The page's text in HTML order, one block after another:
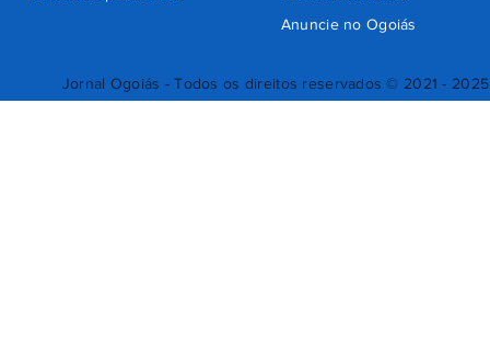
Jornal Ogoiás - Todos os direitos reservados © 2021 - 2025
Anuncie no Ogoiás